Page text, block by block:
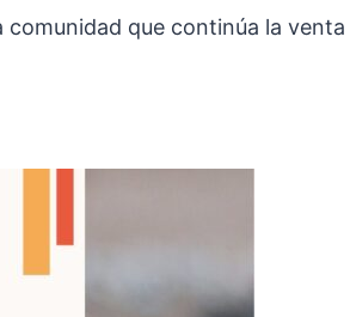
comunidad que continúa la